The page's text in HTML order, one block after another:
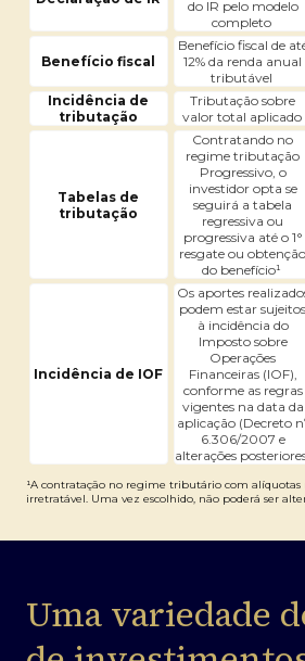
do IR pelo modelo
completo
Benefício fiscal
Benefício fiscal de
12% da renda anual
tributável
Incidência de
tributação
Tributação sobre
valor total aplicado
Tabelas de
tributação
Contratando no
regime tributação
Progressivo, o
investidor opta se
seguirá a tabela
regressiva ou
progressiva até o 1°
resgate ou obtenção
do benefício¹
Incidência de IOF
Os aportes
podem estar sujeitos
à incidência do
Imposto sobre
Operações
Financeiras (IOF),
conforme as regras
vigentes na data da
aplicação (Decreto
6.306/2007 e
alterações
¹A contratação no regime tributário com alíquotas
irretratável. Uma vez escolhido, não poderá ser
Uma variedade